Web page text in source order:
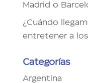
Madrid o
¿Cuándo
entretener a
Categorías
Argentina